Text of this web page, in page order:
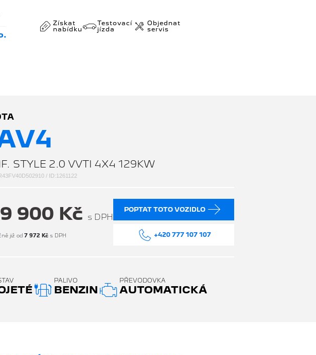
Získat
nabídku
Testovací
jízda
Objednat
servis
STYLE 2.0 VVTI 4X4 129KW
/ ID:1261122
900 Kč s DPH
již od 7 972 Kč s DPH
POPTAT TOTO VOZIDLO
+420 777 107 107
PALIVO
BENZIN
PŘEVODOVKA
AUTOMATICKÁ